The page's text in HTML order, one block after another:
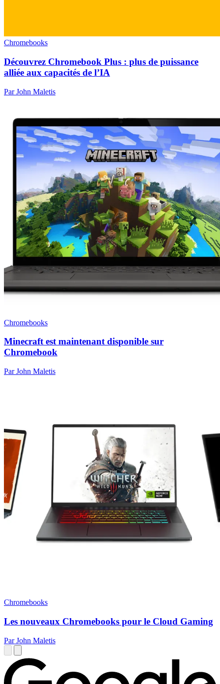
Chromebooks
Découvrez Chromebook Plus : plus de puissance
alliée aux capacités de l’IA
Par John Maletis
Chromebooks
Minecraft est maintenant disponible sur
Chromebook
Par John Maletis
Chromebooks
Les nouveaux Chromebooks pour le Cloud Gaming
Par John Maletis